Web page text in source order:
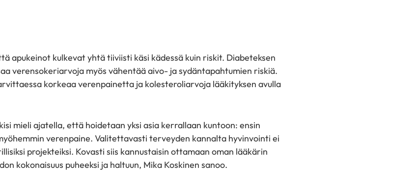
apukeinot kulkevat yhtä tiiviisti käsi kädessä kuin riskit. Diabeteksen
verensokeriarvoja myös vähentää aivo- ja sydäntapahtumien riskiä.
korkeaa verenpainetta ja kolesteroliarvoja lääkityksen avulla
mieli ajatella, että hoidetaan yksi asia kerrallaan kuntoon: ensin
verenpaine. Valitettavasti terveyden kannalta hyvinvointi ei
projekteiksi. Kovasti siis kannustaisin ottamaan oman lääkärin
kokonaisuus puheeksi ja haltuun, Mika Koskinen sanoo.